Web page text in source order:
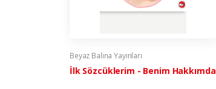
Beyaz Balina Yayınları
İlk Sözcüklerim - Benim Hakkımda